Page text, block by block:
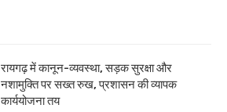
रायगढ़ में कानून-व्यवस्था, सड़क सुरक्षा और
नशामुक्ति पर सख्त रुख, प्रशासन की व्यापक
कार्ययोजना तय